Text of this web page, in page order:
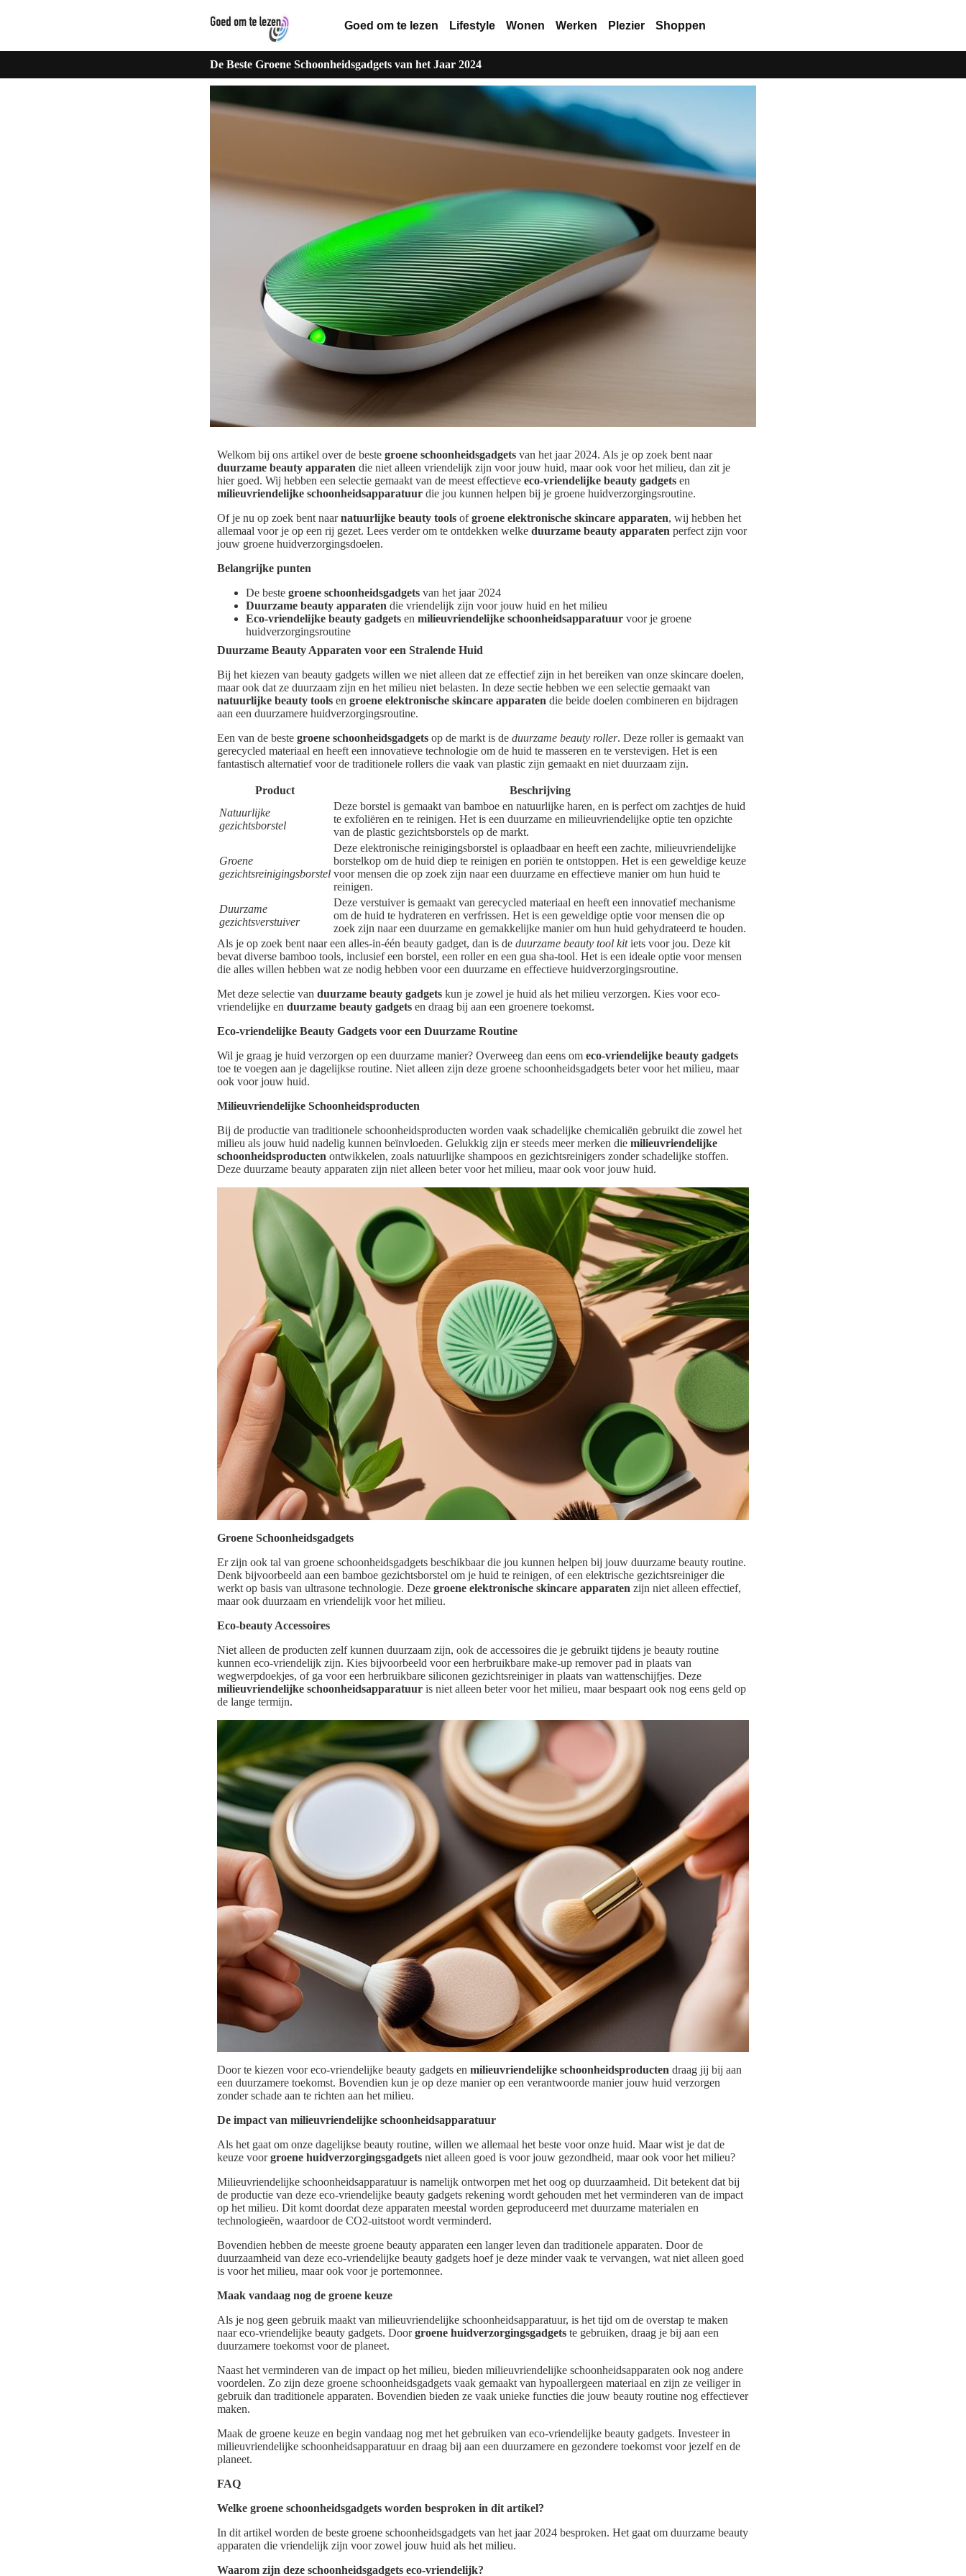
Goed om te lezen Lifestyle Wonen Werken Plezier Shoppen
De Beste Groene Schoonheidsgadgets van het Jaar 2024
Welkom bij ons artikel over de beste groene schoonheidsgadgets van het jaar 2024. Als je op zoek bent naar
duurzame beauty apparaten die niet alleen vriendelijk zijn voor jouw huid, maar ook voor het milieu, dan zit je
hier goed. Wij hebben een selectie gemaakt van de meest effectieve eco-vriendelijke beauty gadgets en
milieuvriendelijke schoonheidsapparatuur die jou kunnen helpen bij je groene huidverzorgingsroutine.
Of je nu op zoek bent naarnatuurlijke beauty tools ofgroene elektronische skincare apparaten, wij hebben het
allemaal voor je op een rij gezet. Lees verder om te ontdekken welke duurzame beauty apparaten perfect zijn voor
jouw groene huidverzorgingsdoelen.
Belangrijke punten
De beste groene schoonheidsgadgets van het jaar 2024
Duurzame beauty apparaten die vriendelijk zijn voor jouw huid en het milieu
Eco-vriendelijke beauty gadgets en milieuvriendelijke schoonheidsapparatuur voor je groene
huidverzorgingsroutine
Duurzame Beauty Apparaten voor een Stralende Huid
Bij het kiezen van beauty gadgets willen we niet alleen dat ze effectief zijn in het bereiken van onze skincare doelen,
maar ook dat ze duurzaam zijn en het milieu niet belasten. In deze sectie hebben we een selectie gemaakt van
natuurlijke beauty tools en groene elektronische skincare apparaten die beide doelen combineren en bijdragen
aan een duurzamere huidverzorgingsroutine.
Een van de beste groene schoonheidsgadgets op de markt is de duurzame beauty roller. Deze roller is gemaakt van
gerecycled materiaal en heeft een innovatieve technologie om de huid te masseren en te verstevigen. Het is een
fantastisch alternatief voor de traditionele rollers die vaak van plastic zijn gemaakt en niet duurzaam zijn.
Product
Beschrijving
Natuurlijke
gezichtsborstel
Deze borstel is gemaakt van bamboe en natuurlijke haren, en is perfect om zachtjes de huid
te exfoliëren en te reinigen. Het is een duurzame en milieuvriendelijke optie ten opzichte
van de plastic gezichtsborstels op de markt.
Groene
gezichtsreinigingsborstel
Deze elektronische reinigingsborstel is oplaadbaar en heeft een zachte, milieuvriendelijke
borstelkop om de huid diep te reinigen en poriën te ontstoppen. Het is een geweldige keuze
voor mensen die op zoek zijn naar een duurzame en effectieve manier om hun huid te
reinigen.
Duurzame
gezichtsverstuiver
Deze verstuiver is gemaakt van gerecycled materiaal en heeft een innovatief mechanisme
om de huid te hydrateren en verfrissen. Het is een geweldige optie voor mensen die op
zoek zijn naar een duurzame en gemakkelijke manier om hun huid gehydrateerd te houden.
Als je op zoek bent naar een alles-in-één beauty gadget, dan is de duurzame beauty tool kitiets voor jou. Deze kit
bevat diverse bamboo tools, inclusief een borstel, een roller en een gua sha-tool. Het is een ideale optie voor mensen
die alles willen hebben wat ze nodig hebben voor een duurzame en effectieve huidverzorgingsroutine.
Met deze selectie van duurzame beauty gadgets kun je zowel je huid als het milieu verzorgen. Kies voor eco-
vriendelijke en duurzame beauty gadgets en draag bij aan een groenere toekomst.
Eco-vriendelijke Beauty Gadgets voor een Duurzame Routine
Wil je graag je huid verzorgen op een duurzame manier? Overweeg dan eens om eco-vriendelijke beauty gadgets
toe te voegen aan je dagelijkse routine. Niet alleen zijn deze groene schoonheidsgadgets beter voor het milieu, maar
ook voor jouw huid.
Milieuvriendelijke Schoonheidsproducten
Bij de productie van traditionele schoonheidsproducten worden vaak schadelijke chemicaliën gebruikt die zowel het
milieu als jouw huid nadelig kunnen beïnvloeden. Gelukkig zijn er steeds meer merken die milieuvriendelijke
schoonheidsproducten ontwikkelen, zoals natuurlijke shampoos en gezichtsreinigers zonder schadelijke stoffen.
Deze duurzame beauty apparaten zijn niet alleen beter voor het milieu, maar ook voor jouw huid.
Groene Schoonheidsgadgets
Er zijn ook tal van groene schoonheidsgadgets beschikbaar die jou kunnen helpen bij jouw duurzame beauty routine.
Denk bijvoorbeeld aan een bamboe gezichtsborstel om je huid te reinigen, of een elektrische gezichtsreiniger die
werkt op basis van ultrasone technologie. Deze groene elektronische skincare apparaten zijn niet alleen effectief,
maar ook duurzaam en vriendelijk voor het milieu.
Eco-beauty Accessoires
Niet alleen de producten zelf kunnen duurzaam zijn, ook de accessoires die je gebruikt tijdens je beauty routine
kunnen eco-vriendelijk zijn. Kies bijvoorbeeld voor een herbruikbare make-up remover pad in plaats van
wegwerpdoekjes, of ga voor een herbruikbare siliconen gezichtsreiniger in plaats van wattenschijfjes. Deze
milieuvriendelijke schoonheidsapparatuur is niet alleen beter voor het milieu, maar bespaart ook nog eens geld op
de lange termijn.
Door te kiezen voor eco-vriendelijke beauty gadgets en milieuvriendelijke schoonheidsproducten draag jij bij aan
een duurzamere toekomst. Bovendien kun je op deze manier op een verantwoorde manier jouw huid verzorgen
zonder schade aan te richten aan het milieu.
De impact van milieuvriendelijke schoonheidsapparatuur
Als het gaat om onze dagelijkse beauty routine, willen we allemaal het beste voor onze huid. Maar wist je dat de
keuze voorgroene huidverzorgingsgadgets niet alleen goed is voor jouw gezondheid, maar ook voor het milieu?
Milieuvriendelijke schoonheidsapparatuur is namelijk ontworpen met het oog op duurzaamheid. Dit betekent dat bij
de productie van deze eco-vriendelijke beauty gadgets rekening wordt gehouden met het verminderen van de impact
op het milieu. Dit komt doordat deze apparaten meestal worden geproduceerd met duurzame materialen en
technologieën, waardoor de CO2-uitstoot wordt verminderd.
Bovendien hebben de meeste groene beauty apparaten een langer leven dan traditionele apparaten. Door de
duurzaamheid van deze eco-vriendelijke beauty gadgets hoef je deze minder vaak te vervangen, wat niet alleen goed
is voor het milieu, maar ook voor je portemonnee.
Maak vandaag nog de groene keuze
Als je nog geen gebruik maakt van milieuvriendelijke schoonheidsapparatuur, is het tijd om de overstap te maken
naar eco-vriendelijke beauty gadgets. Doorgroene huidverzorgingsgadgets te gebruiken, draag je bij aan een
duurzamere toekomst voor de planeet.
Naast het verminderen van de impact op het milieu, bieden milieuvriendelijke schoonheidsapparaten ook nog andere
voordelen. Zo zijn deze groene schoonheidsgadgets vaak gemaakt van hypoallergeen materiaal en zijn ze veiliger in
gebruik dan traditionele apparaten. Bovendien bieden ze vaak unieke functies die jouw beauty routine nog effectiever
maken.
Maak de groene keuze en begin vandaag nog met het gebruiken van eco-vriendelijke beauty gadgets. Investeer in
milieuvriendelijke schoonheidsapparatuur en draag bij aan een duurzamere en gezondere toekomst voor jezelf en de
planeet.
FAQ
Welke groene schoonheidsgadgets worden besproken in dit artikel?
In dit artikel worden de beste groene schoonheidsgadgets van het jaar 2024 besproken. Het gaat om duurzame beauty
apparaten die vriendelijk zijn voor zowel jouw huid als het milieu.
Waarom zijn deze schoonheidsgadgets eco-vriendelijk?